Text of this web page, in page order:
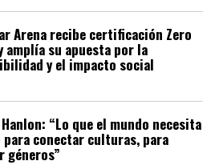
Arena recibe certificación Zero
amplía su apuesta por la
y el impacto social
“Lo que el mundo necesita
para conectar culturas, para
géneros”